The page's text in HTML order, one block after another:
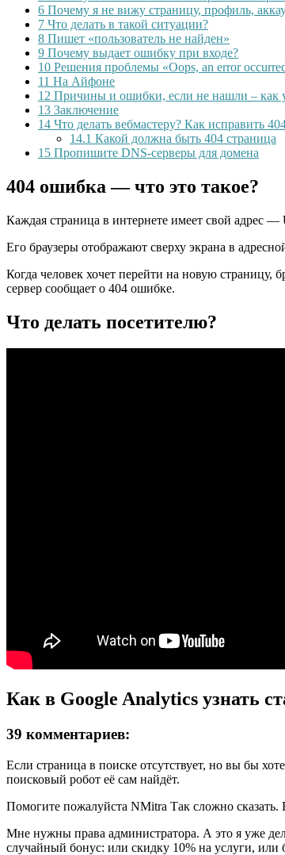
6 Почему я не вижу страницу, профиль,
7 Что делать в такой ситуации?
8 Пишет «пользователь не найден»
9 Почему выдает ошибку при входе?
10 Решения проблемы «Oops, an error
11 На Айфоне
12 Причины и ошибки, если не нашли – как
13 Заключение
14 Что делать вебмастеру? Как исправить
14.1 Какой должна быть 404 страница
15 Пропишите DNS-серверы для домена
404 ошибка — что это такое?
Каждая страница в интернете имеет свой адрес
Его браузеры отображают сверху экрана в
Когда человек хочет перейти на новую страницу,
сервер сообщает о 404 ошибке.
Что делать посетителю?
Как в Google Analytics узнать
39 комментариев:
Если страница в поиске отсутствует, но вы бы
поисковый робот её сам найдёт.
Помогите пожалуйста NMitra Так сложно
Мне нужны права администратора. А это я уже
случайный бонус: или скидку 10% на услуги, или